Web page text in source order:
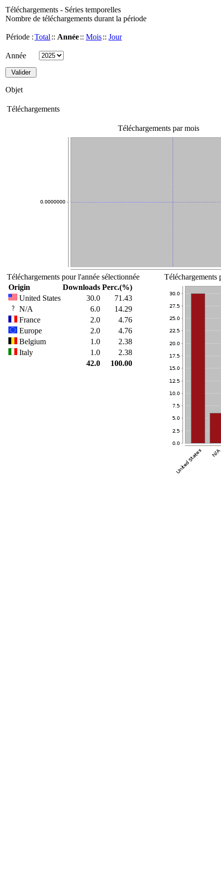
Téléchargements - Séries temporelles
Nombre de téléchargements durant la période
Période :Total :: Année:: Mois:: Jour
Année
Objet
Téléchargements
Téléchargements par mois
Téléchargements pour l'année sélectionnée
Origin
Downloads Perc.(%)
United States
30.0
71.43
N/A
6.0
14.29
France
2.0
4.76
Europe
2.0
4.76
Belgium
1.0
2.38
Italy
1.0
2.38
42.0
100.00
Téléchargements